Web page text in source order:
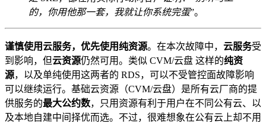
的，你用他那一套，我就让你系统完蛋”。
谨慎使用云服务，优先使用纯资源。在本次故障中， 云服务受
到影响，但云资源仍然可用。类似 CVM/云盘 这样的纯资
源，以及单纯使用这两者的 RDS，可以不受管控面故障影响
可以继续运行。基础云资源（CVM/云盘）是所有云厂商的提
供服务的最大公约数，只用资源有利于用户在不同公有云、以
及本地自建中间择优而选。不过，很难想象在公有云上却不用